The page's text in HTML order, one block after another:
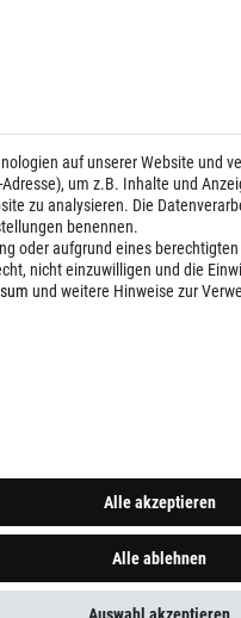
auf unserer Website und
um z.B. Inhalte und
zu analysieren. Die
benennen.
oder aufgrund eines
nicht einzuwilligen und die
und weitere Hinweise zur
Alle akzeptieren
Alle ablehnen
Auswahl akzeptieren